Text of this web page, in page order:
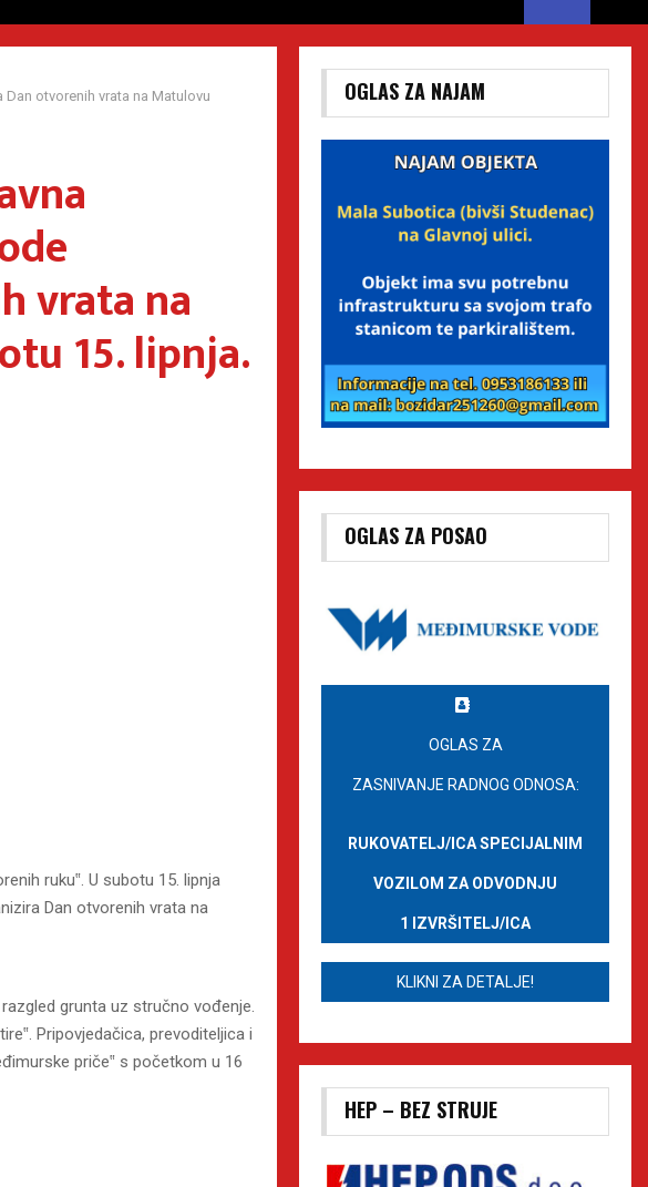
otvorenih vrata na Matulovu
vrata na
15. lipnja.
ruku‟. U subotu 15. lipnja
Dan otvorenih vrata na
grunta uz stručno vođenje.
Pripovjedačica, prevoditeljica i
priče‟ s početkom u 16
OGLAS ZA NAJAM
OGLAS ZA POSAO
OGLAS ZA
ZASNIVANJE RADNOG ODNOSA:
RUKOVATELJ/ICA SPECIJALNIM
VOZILOM ZA ODVODNJU
1 IZVRŠITELJ/ICA
KLIKNI ZA DETALJE!
HEP – BEZ STRUJE